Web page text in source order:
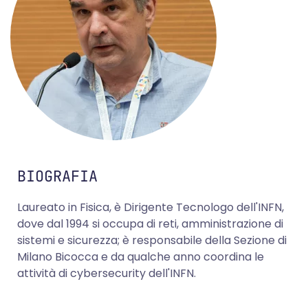
BIOGRAFIA
Laureato in Fisica, è Dirigente Tecnologo dell'INFN,
dove dal 1994 si occupa di reti, amministrazione di
sistemi e sicurezza; è responsabile della Sezione di
Milano Bicocca e da qualche anno coordina le
attività di cybersecurity dell'INFN.